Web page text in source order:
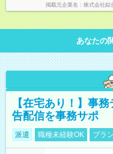
掲載元企業名 株式会社綜
あなたの
【在宅あり！】事
告配信を事務サポ
派遣 職種未経験OK ブラ